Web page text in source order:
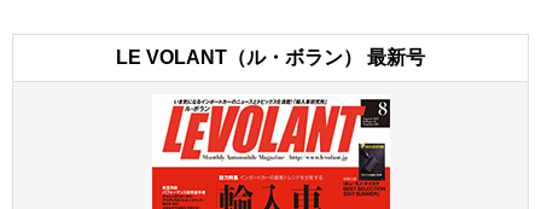
LE VOLANT（ル・ボラン） 最新号